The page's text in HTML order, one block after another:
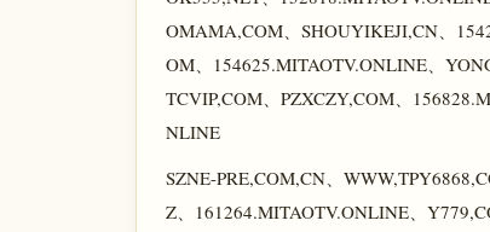
OMAMA,COM、SHOUYIKEJI,CN、
OM、154625.MITAOTV.ONLINE、
TCVIP,COM、PZXCZY,COM、
NLINE
SZNE-PRE,COM,CN、
Z、161264.MITAOTV.ONLINE、